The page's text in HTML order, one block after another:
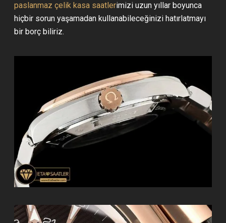
paslanmaz çelik kasa saatlerimizi uzun yıllar boyunca
hiçbir sorun yaşamadan kullanabileceğinizi hatırlatmayı
bir borç biliriz.